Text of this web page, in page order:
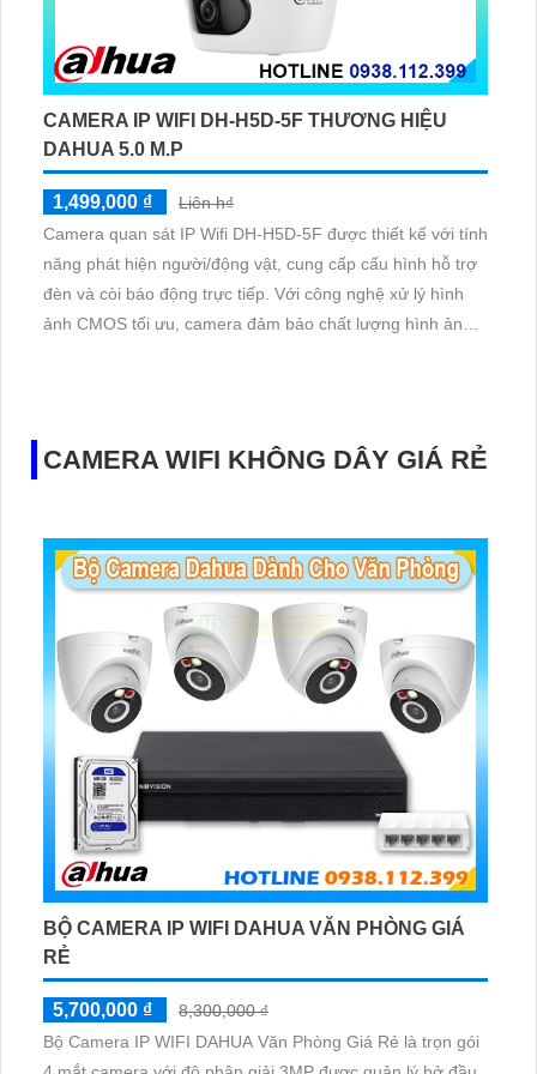
CAMERA IP WIFI DH-H5D-5F THƯƠNG HIỆU
DAHUA 5.0 M.P
1,499,000 ₫
Liên h₫
Camera quan sát IP Wifi DH-H5D-5F được thiết kế với tính
năng phát hiện người/động vật, cung cấp cấu hình hỗ trợ
đèn và còi báo động trực tiếp. Với công nghệ xử lý hình
ảnh CMOS tối ưu, camera đảm bảo chất lượng hình ảnh
CAMERA WIFI KHÔNG DÂY GIÁ RẺ
BỘ CAMERA IP WIFI DAHUA VĂN PHÒNG GIÁ
RẺ
5,700,000 ₫
8,300,000 ₫
Bộ Camera IP WIFI DAHUA Văn Phòng Giá Rẻ là trọn gói